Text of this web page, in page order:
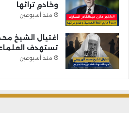
وخادمِ تراثها
منذ أسبوعين
اغتيال الشيخ
تستهدف
منذ أسبوعين